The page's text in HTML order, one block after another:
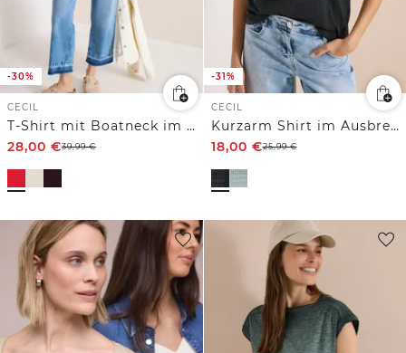
-30%
CECIL
T-Shirt mit Boatneck im Strick-Look
28,00 €39,99€
-31%
CECIL
Kurzarm Shirt im Ausbrenner-Look
18,00 €25,99€